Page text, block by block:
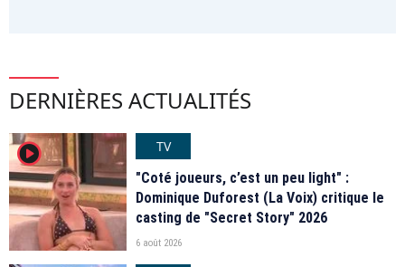
DERNIÈRES ACTUALITÉS
player2
TV
"Coté joueurs, c’est un peu light" :
Dominique Duforest (La Voix) critique le
casting de "Secret Story" 2026
6 août 2026